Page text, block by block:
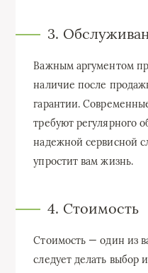
3.
Важным аргументом
наличие после
гарантии.
требуют регулярного
надежной сервисной
упростит вам жизнь.
4. Стоимость
Стоимость — один из
следует делать выбор